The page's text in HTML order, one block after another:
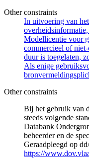
Other constraints
In uitvoering van
Modellicentie voor
commercieel of
duur is toegelaten,
Als enige
Other constraints
Bij het gebruik van
steeds volgende
Databank
beheerder en de
Geraadpleegd op
https://